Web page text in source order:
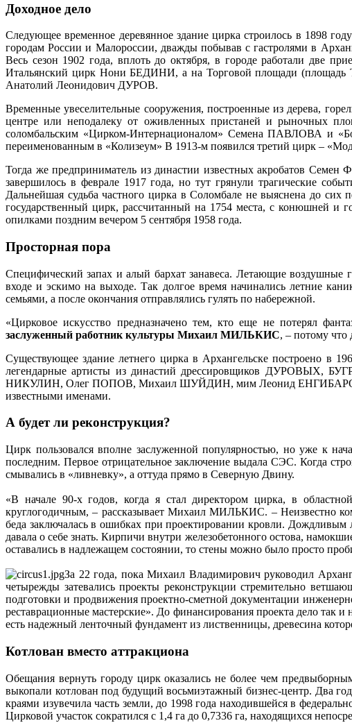
Доходное дело
Следующее временное деревянное здание цирка строилось в 1898
городам России и Малороссии, дважды побывав с гастролями в
Весь сезон 1902 года, вплоть до октября, в городе работали две
Итальянский цирк Нони БЕДИНИ, а на Торговой площади (площадь
Анатолий Леонидович ДУРОВ.
Временные увеселительные сооружения, построенные из дерева,
центре или неподалеку от оживленных пристаней и рыночных
соломбальским «Цирком-Интернационалом» Семена ПАВЛОВА и
переименованным в «Колизеум» В 1913-м появился третий цирк –
Тогда же предприниматель из династии известных акробатов Семен
завершилось в феврале 1917 года, но тут грянули трагические
Дальнейшая судьба частного цирка в Соломбале не выяснена до сих
государственный цирк, рассчитанный на 1754 места, с конюшней и
опилками поздним вечером 5 сентября 1958 года.
Просторная пора
Специфический запах и алый бархат занавеса. Летающие
входе и эскимо на выходе. Так долгое время начинались летние
семьями, а после окончания отправлялись гулять по набережной.
«Цирковое искусство предназначено тем, кто еще не потерял
заслуженный работник культуры Михаил МИЛЬКИС, – потому что
Существующее здание летнего цирка в Архангельске построено в
легендарные артисты из династий дрессировщиков
НИКУЛИН, Олег ПОПОВ, Михаил ШУЙДИН, мим Леонид ЕНГИБАРОВ и
известными именами.
А будет ли реконструкция?
Цирк пользовался вполне заслуженной популярностью, но уже к
последним. Первое отрицательное заключение выдала СЭС. Когда
смывались в «ливневку», а оттуда прямо в Северную Двину.
«В начале 90-х годов, когда я стал директором цирка, в
круглогодичным, – рассказывает Михаил МИЛЬКИС. – Неизвестно
беда заключалась в ошибках при проектировании кровли. Дождливым
давала о себе знать. Кирпичи внутри железобетонного остова,
оставались в надлежащем состоянии, то стены можно было просто
За 22 года, пока Михаил Владимирович руководил
четырежды затевались проекты реконструкции стремительно
подготовки и продвижения проектно-сметной документации
реставрационные мастерские». До финансирования проекта дело так
есть надежный ленточный фундамент из лиственницы, древесина
Котлован вместо аттракциона
Обещания вернуть городу цирк оказались не более чем
выкопали котлован под будущий восьмиэтажный бизнес-центр. Два
краями изувечила часть земли, до 1998 года находившейся в
Цирковой участок сократился с 1,4 га до 0,7336 га, находящихся